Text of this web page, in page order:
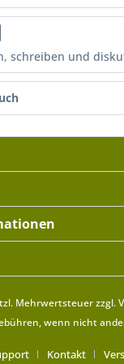
schreiben und
Mehrwertsteuer zzgl.
wenn nicht
Kontakt